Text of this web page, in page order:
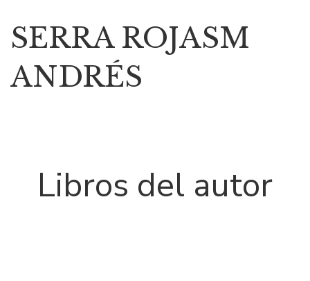
SERRA ROJASM
ANDRÉS
Libros del autor